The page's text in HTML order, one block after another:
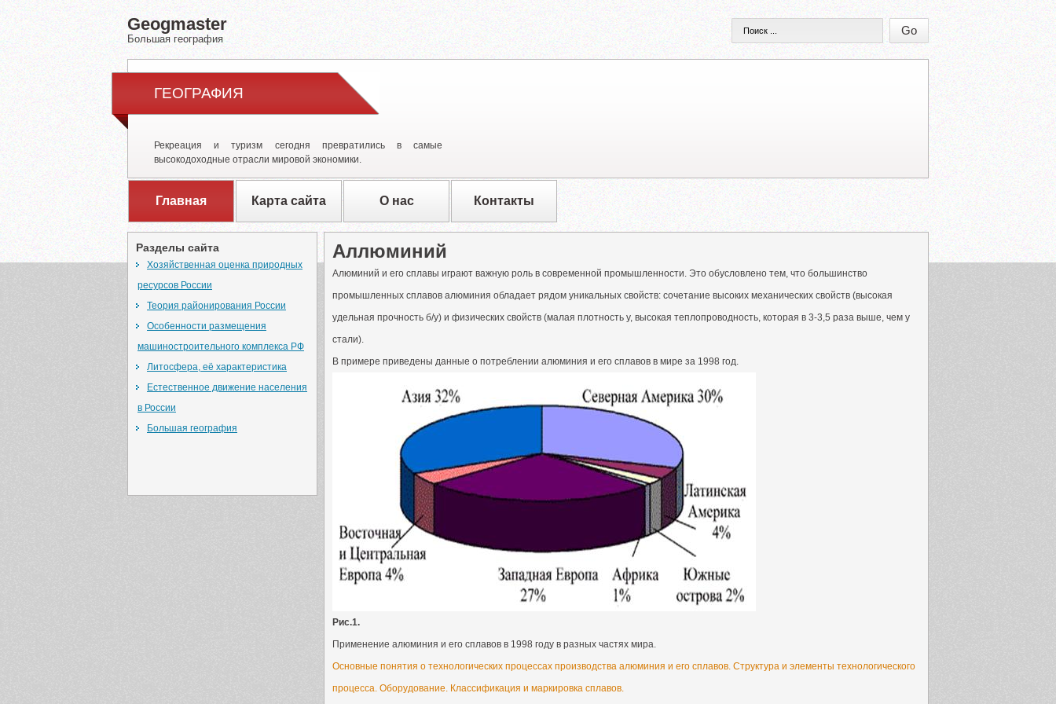
Geogmaster
Большая география
ГЕОГРАФИЯ
Рекреация и туризм сегодня превратились в самые
высокодоходные отрасли мировой экономики.
Главная Карта сайта О нас Контакты
Аллюминий
Алюминий и его сплавы играют важную роль в современной промышленности. Это обусловлено тем, что большинство
промышленных сплавов алюминия обладает рядом уникальных свойств: сочетание высоких механических свойств (высокая
удельная прочность б/у) и физических свойств (малая плотность у, высокая теплопроводность, которая в 3-3,5 раза выше, чем у
стали).
В примере приведены данные о потреблении алюминия и его сплавов в мире за 1998 год.
Рис.1.
Применение алюминия и его сплавов в 1998 году в разных частях мира.
Основные понятия о технологических процессах производства алюминия и его сплавов. Структура и элементы технологического
процесса. Оборудование. Классификация и маркировка сплавов.
Разделы сайта
Хозяйственная оценка природных
ресурсов России
Теория районирования России
Особенности размещения
машиностроительного комплекса РФ
Литосфера, её характеристика
Естественное движение населения
в России
Большая география